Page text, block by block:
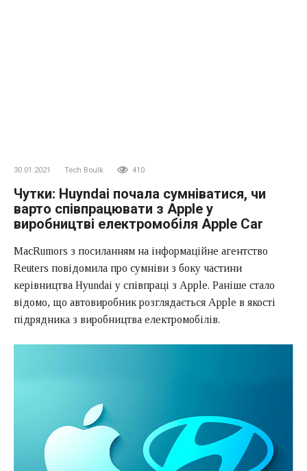
30.01.2021 Tech Boulk 410
Чутки: Huyndai почала сумніватися, чи
варто співпрацювати з Apple у
виробництві електромобіля Apple Car
MacRumors з посиланням на інформаційне агентство
Reuters повідомила про сумніви з боку частини
керівництва Hyundai у співпраці з Apple. Раніше стало
відомо, що автовиробник розглядається Apple в якості
підрядника з виробництва електромобілів.